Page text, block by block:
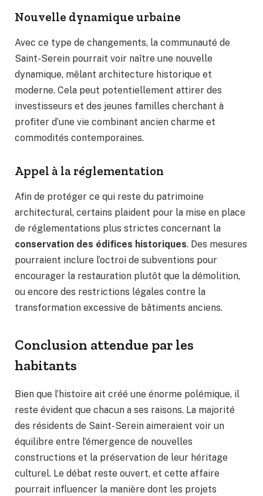
Nouvelle dynamique urbaine
Avec ce type de changements, la communauté de
Saint-Serein pourrait voir naître une nouvelle
dynamique, mêlant architecture historique et
moderne. Cela peut potentiellement attirer des
investisseurs et des jeunes familles cherchant à
profiter d’une vie combinant ancien charme et
commodités contemporaines.
Appel à la réglementation
Afin de protéger ce qui reste du patrimoine
architectural, certains plaident pour la mise en place
de réglementations plus strictes concernant la
conservation des édifices historiques. Des mesures
pourraient inclure l’octroi de subventions pour
encourager la restauration plutôt que la démolition,
ou encore des restrictions légales contre la
transformation excessive de bâtiments anciens.
Conclusion attendue par les
habitants
Bien que l’histoire ait créé une énorme polémique, il
reste évident que chacun a ses raisons. La majorité
des résidents de Saint-Serein aimeraient voir un
équilibre entre l’émergence de nouvelles
constructions et la préservation de leur héritage
culturel. Le débat reste ouvert, et cette affaire
pourrait influencer la manière dont les projets